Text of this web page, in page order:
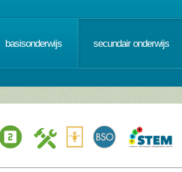
basisonderwijs secundair onderwijs